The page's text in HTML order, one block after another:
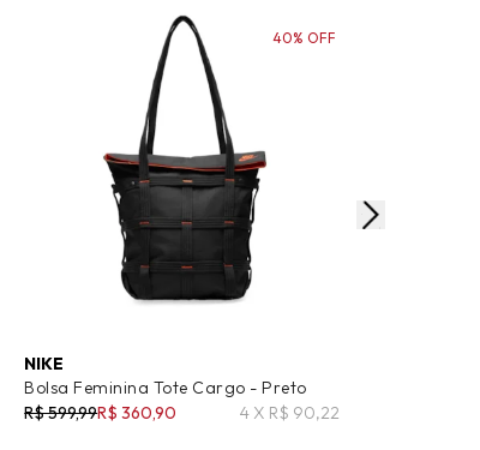
NIKE
Bolsa Feminina Tote Cargo - Preto
R$ 599,99R$ 360,90 4 X R$ 90,22
40% OFF